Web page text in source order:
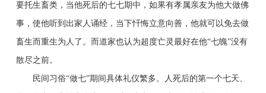
要托生畜类，当他死后的七七期中，如果有孝属亲友为他大做佛
事，使他听到出家人诵经，当下忏悔立意向善，他就可以免去做
畜生而重生为人了。而道家也认为超度亡灵最好在他“七魄”没有
散尽之前。
民间习俗“做七”期间具体礼仪繁多。人死后的第一个七天、